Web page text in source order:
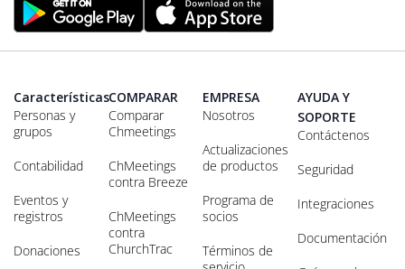
Características
Personas y
grupos
Contabilidad
Eventos y
registros
Donaciones
COMPARAR
Comparar
Chmeetings
ChMeetings
contra Breeze
ChMeetings
contra
ChurchTrac
EMPRESA
Nosotros
Actualizaciones
de productos
Programa de
socios
Términos de
AYUDA Y
SOPORTE
Contáctenos
Seguridad
Integraciones
Documentación